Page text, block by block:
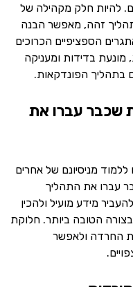
להיות חלק מקהילה של
תהליך זהה, מאפשר הבנה
הספציפיים הכרוכים
מונעת בדידות ומעניקה
בתהליך הפונדקאות.
שכבר עברו את
ללמוד מניסיונם של אחרים
עברו את התהליך
מידע מועיל ולהכין
הטובה ביותר. חלוקת
החרדה ולאפשר